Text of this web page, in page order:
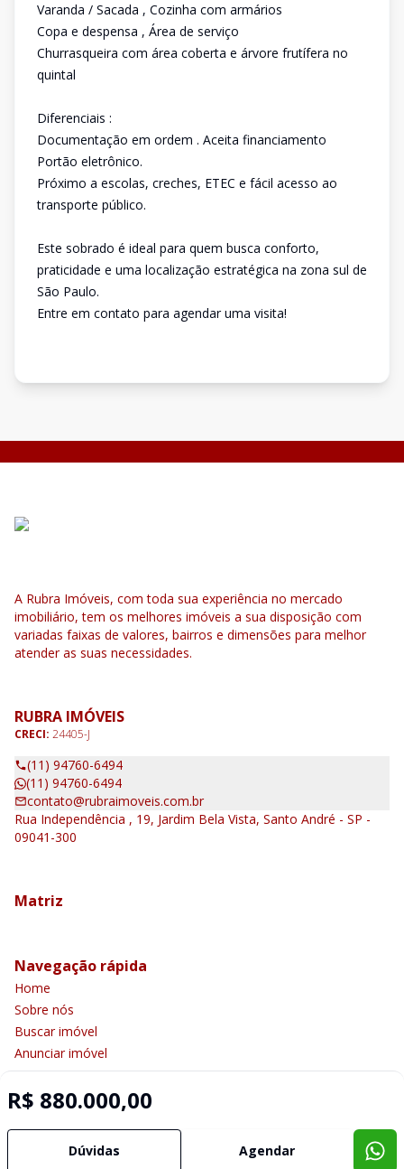
Varanda / Sacada , Cozinha com armários
Copa e despensa , Área de serviço
Churrasqueira com área coberta e árvore frutífera no
quintal
Diferenciais :
Documentação em ordem . Aceita financiamento
Portão eletrônico.
Próximo a escolas, creches, ETEC e fácil acesso ao
transporte público.
Este sobrado é ideal para quem busca conforto,
praticidade e uma localização estratégica na zona sul de
São Paulo.
Entre em contato para agendar uma visita!
R$ 880.000,00
Dúvidas Agendar
A Rubra Imóveis, com toda sua experiência no mercado
imobiliário, tem os melhores imóveis a sua disposição com
variadas faixas de valores, bairros e dimensões para melhor
atender as suas necessidades.
RUBRA IMÓVEIS
CRECI: 24405-J
(11) 94760-6494
(11) 94760-6494
contato@rubraimoveis.com.br
Rua Independência , 19, Jardim Bela Vista, Santo André - SP -
09041-300
Matriz
Navegação rápida
Home
Sobre nós
Buscar imóvel
Anunciar imóvel
Contato
Imobiliária Certificada:
Selo de Tecnologia Loft